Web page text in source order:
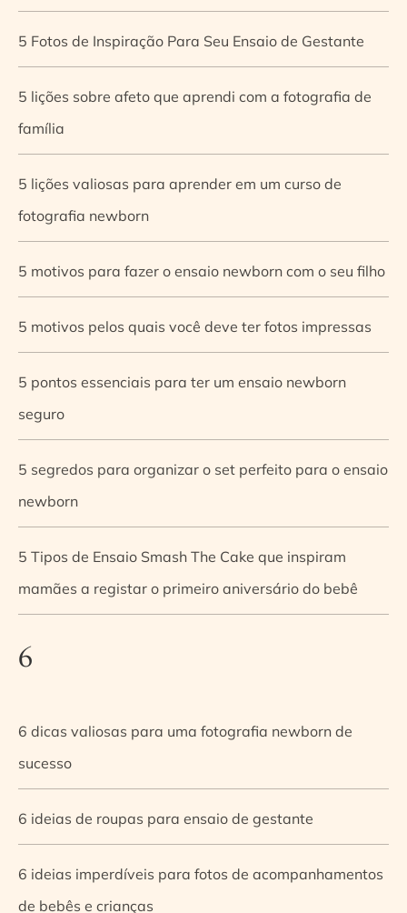
5 Fotos de Inspiração Para Seu Ensaio de Gestante
5 lições sobre afeto que aprendi com a fotografia de
família
5 lições valiosas para aprender em um curso de
fotografia newborn
5 motivos para fazer o ensaio newborn com o seu filho
5 motivos pelos quais você deve ter fotos impressas
5 pontos essenciais para ter um ensaio newborn
seguro
5 segredos para organizar o set perfeito para o ensaio
newborn
5 Tipos de Ensaio Smash The Cake que inspiram
mamães a registar o primeiro aniversário do bebê
6
6 dicas valiosas para uma fotografia newborn de
sucesso
6 ideias de roupas para ensaio de gestante
6 ideias imperdíveis para fotos de acompanhamentos
de bebês e crianças